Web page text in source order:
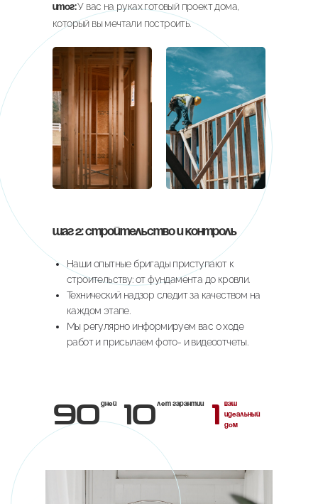
Шаг 2: Стройтельство и контроль
Наши опытные бригады приступают к
строительству: от фундамента до кровли.
Технический надзор следит за качеством на
каждом этапе.
Мы регулярно информируем вас о ходе
работ и присылаем фото- и видеоотчеты.
90 10 1
дней лет гарантии
ваш
идеальный
дом
Итог:У вас на руках готовый проект дома,
который вы мечтали построить.